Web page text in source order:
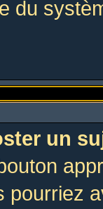
du
un
pourriez